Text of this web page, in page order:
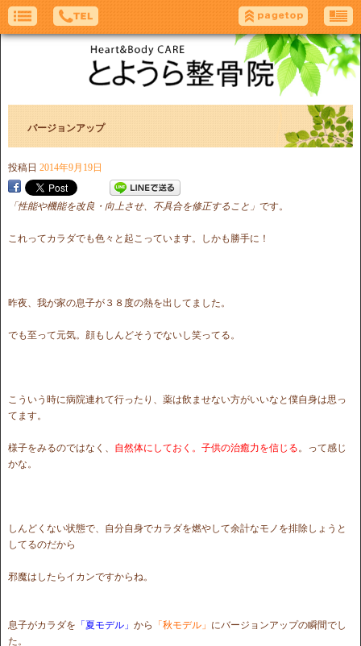
バージョンアップ
投稿日 2014年9月19日
「性能や機能を改良・向上させ、不具合を修正すること」 です。
これってカラダでも色々と起こっています。しかも勝手に！
昨夜、我が家の息子が３８度の熱を出してました。
でも至って元気。顔もしんどそうでないし笑ってる。
こういう時に病院連れて行ったり、薬は飲ませない方がいいなと僕自身は思っ
てます。
様子をみるのではなく、 自然体にしておく。子供の治癒力を信じる 。って感じ
かな。
しんどくない状態で、自分自身でカラダを燃やして余計なモノを排除しょうと
してるのだから
邪魔はしたらイカンですからね。
息子がカラダを 「夏モデル」 から 「秋モデル」 にバージョンアップの瞬間でし
た。